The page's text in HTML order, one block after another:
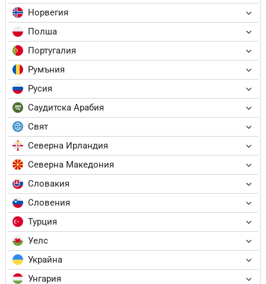
Норвегия
Полша
Португалия
Румъния
Русия
Саудитска Арабия
Свят
Северна Ирландия
Северна Македония
Словакия
Словения
Турция
Уелс
Украйна
Унгария